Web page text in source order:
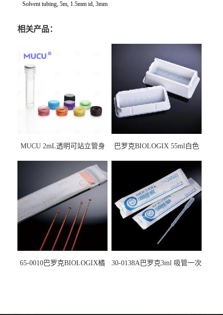
Solvent tubing, 5m, 1.5mm id, 3mm
相关产品：
MUCU 2mL透明可站立管身
巴罗克BIOLOGIX 55ml白色
马射线灭菌25-0051
65-0010巴罗克BIOLOGIX橘
30-0138A巴罗克3ml 吸管一次